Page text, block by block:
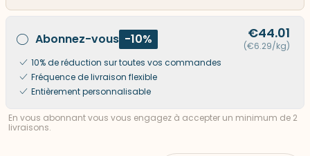
Abonnez-vous -10% €44.01
(€6.29/kg)
10% de réduction sur toutes vos commandes
Fréquence de livraison flexible
Entièrement personnalisable
En vous abonnant vous vous engagez à accepter un minimum de 2
livraisons.